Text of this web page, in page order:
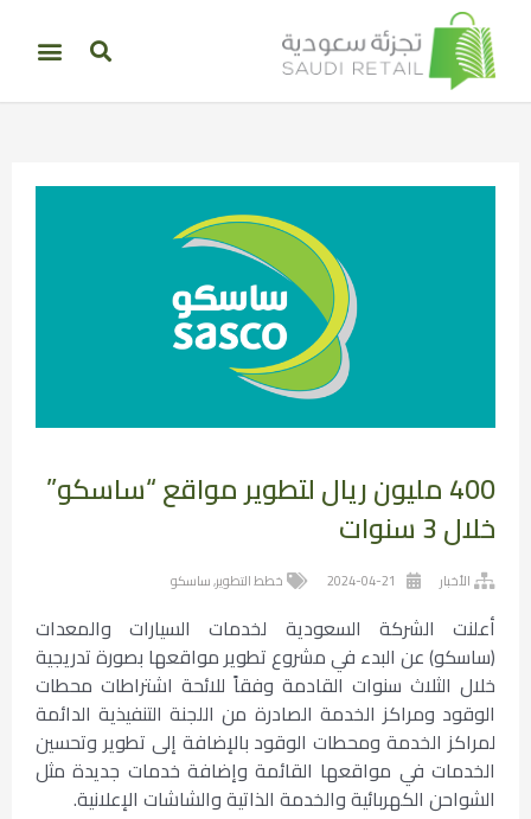
400 مليون ريال لتطوير مواقع “ساسكو”
خلال 3 سنوات
الأخبار 2024-04-21 خطط التطوير,ساسكو
أعلنت الشركة السعودية لخدمات السيارات والمعدات
(ساسكو) عن البدء في مشروع تطوير مواقعها بصورة تدريجية
خلال الثلاث سنوات القادمة وفقاً للائحة اشتراطات محطات
الوقود ومراكز الخدمة الصادرة من اللجنة التنفيذية الدائمة
لمراكز الخدمة ومحطات الوقود بالإضافة إلى تطوير وتحسين
الخدمات في مواقعها القائمة وإضافة خدمات جديدة مثل
الشواحن الكهربائية والخدمة الذاتية والشاشات الإعلانية.